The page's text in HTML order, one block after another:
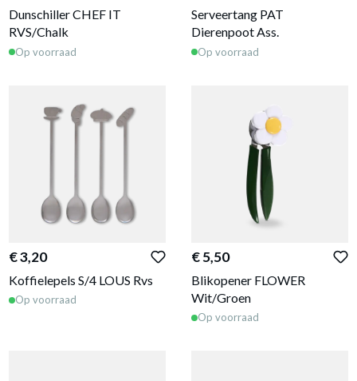
Dunschiller CHEF IT
RVS/Chalk
Op voorraad
Serveertang PAT
Dierenpoot Ass.
Op voorraad
€ 3,20
Koffielepels S/4 LOUS Rvs
Op voorraad
€ 5,50
Blikopener FLOWER
Wit/Groen
Op voorraad